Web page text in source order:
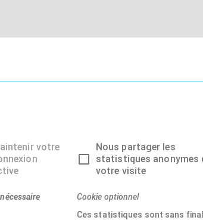
cœur de chacun de nos territoires.
mutuel : ce sont des échanges, des
et plus sûrs : temps réel, paiement en
votre
Nous partager les
statistiques anonymes
votre visite
Cookie optionnel
Ces statistiques sont sans